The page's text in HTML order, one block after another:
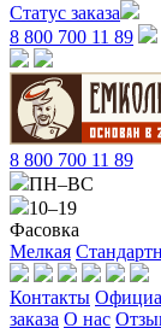
Статус заказа
8 800 700 11 89
8 800 700 11 89
ПН–ВС
10–19
Фасовка
Мелкая
Контакты
заказа О нас